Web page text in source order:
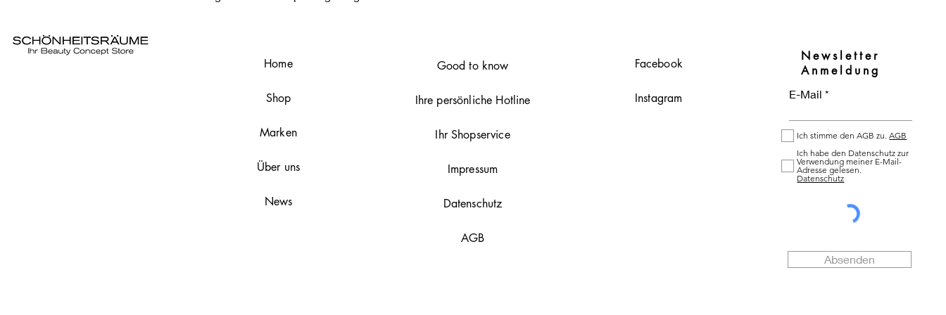
Home
Shop
Marken
Über uns
News
Good to know
Ihre persönliche Hotline
Ihr Shopservice
Impressum
Datenschutz
AGB
Facebook
Instagram
Newsletter
Anmeldung
E-Mail
Ich stimme den AGB zu. AGB
Ich habe den Datenschutz zur
Verwendung meiner E-Mail-
Adresse gelesen.
Datenschutz
Absenden